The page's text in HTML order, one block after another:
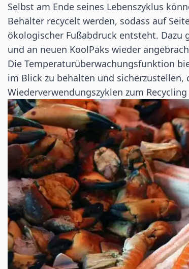
Selbst am Ende seines Lebenszyklus
Behälter recycelt werden, sodass auf
ökologischer Fußabdruck entsteht. Dazu
und an neuen KoolPaks wieder
Die Temperaturüberwachungsfunktion
im Blick zu behalten und sicherzustellen,
Wiederverwendungszyklen zum